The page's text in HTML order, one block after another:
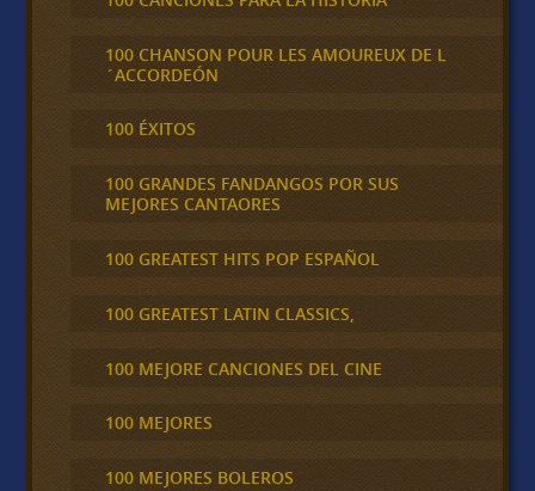
100 CHANSON POUR LES AMOUREUX DE L
´ACCORDEÓN
100 ÉXITOS
100 GRANDES FANDANGOS POR SUS
MEJORES CANTAORES
100 GREATEST HITS POP ESPAÑOL
100 GREATEST LATIN CLASSICS,
100 MEJORE CANCIONES DEL CINE
100 MEJORES
100 MEJORES BOLEROS